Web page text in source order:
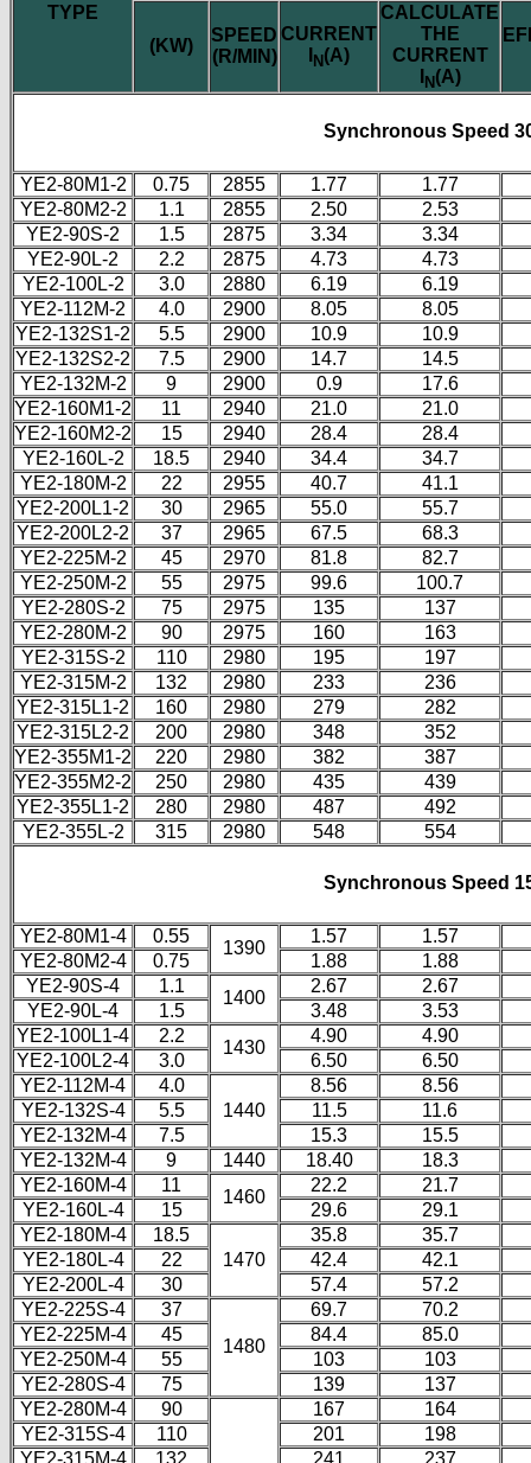
TYPE
(KW)
SPEED
(R/MIN)
CURRENT
N(A)
CALCULATE
THE
CURRENT
N(A)
Synchronous Speed
YE2-80M1-2 0.75 2855 1.77
1.77
YE2-80M2-2
1.1 2855 2.50
2.53
YE2-90S-2
1.5 2875 3.34
3.34
YE2-90L-2
2.2 2875 4.73
4.73
YE2-100L-2
3.0 2880 6.19
6.19
YE2-112M-2
4.0 2900 8.05
8.05
YE2-132S1-2
5.5 2900 10.9
10.9
YE2-132S2-2
7.5 2900 14.7
14.5
YE2-132M-2
9 2900 0.9
17.6
YE2-160M1-2
11 2940 21.0
21.0
YE2-160M2-2
15 2940 28.4
28.4
YE2-160L-2
18.5 2940 34.4
34.7
YE2-180M-2
22 2955 40.7
41.1
YE2-200L1-2
30 2965 55.0
55.7
YE2-200L2-2
37 2965 67.5
68.3
YE2-225M-2
45 2970 81.8
82.7
YE2-250M-2
55 2975 99.6
100.7
YE2-280S-2
75 2975 135
137
YE2-280M-2
90 2975 160
163
YE2-315S-2
110 2980 195
197
YE2-315M-2
132 2980 233
236
YE2-315L1-2
160 2980 279
282
YE2-315L2-2
200 2980 348
352
YE2-355M1-2
220 2980 382
387
YE2-355M2-2
250 2980 435
439
YE2-355L1-2
280 2980 487
492
YE2-355L-2
315 2980 548 554
Synchronous Speed
YE2-80M1-4 0.55
1390
1.57
1.57
YE2-80M2-4
0.75 1.88
1.88
YE2-90S-4
1.1
1400
2.67
2.67
YE2-90L-4
1.5 3.48
3.53
YE2-100L1-4
2.2
1430
4.90
4.90
YE2-100L2-4
3.0 6.50
6.50
YE2-112M-4
4.0
1440
8.56
8.56
YE2-132S-4
5.5 11.5
11.6
YE2-132M-4
7.5 15.3
15.5
YE2-132M-4
9 1440 18.40
18.3
YE2-160M-4
11
1460
22.2
21.7
YE2-160L-4
15 29.6
29.1
YE2-180M-4
18.5
1470
35.8
35.7
YE2-180L-4
22 42.4
42.1
YE2-200L-4
30 57.4
57.2
YE2-225S-4
37
1480
69.7
70.2
YE2-225M-4
45 84.4
85.0
YE2-250M-4
55 103
103
YE2-280S-4
75 139
137
YE2-280M-4
90 167
164
YE2-315S-4
110 201
198
YE2-315M-4
132 241 237